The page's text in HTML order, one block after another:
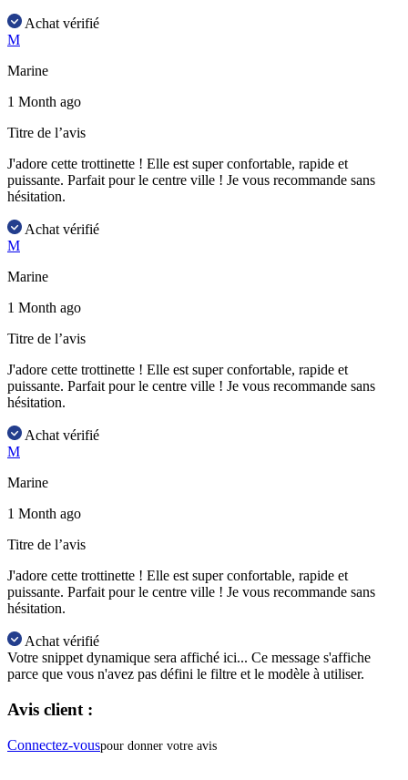
Achat vérifié
M
Marine
1 Month ago
Titre de l’avis
J'adore cette trottinette ! Elle est super confortable, rapide et
puissante. Parfait pour le centre ville ! Je vous recommande sans
hésitation.
Achat vérifié
M
Marine
1 Month ago
Titre de l’avis
J'adore cette trottinette ! Elle est super confortable, rapide et
puissante. Parfait pour le centre ville ! Je vous recommande sans
hésitation.
Achat vérifié
M
Marine
1 Month ago
Titre de l’avis
J'adore cette trottinette ! Elle est super confortable, rapide et
puissante. Parfait pour le centre ville ! Je vous recommande sans
hésitation.
Achat vérifié
Votre snippet dynamique sera affiché ici... Ce message s'affiche
parce que vous n'avez pas défini le filtre et le modèle à utiliser.
Avis client :
Connectez-vouspour donner votre avis